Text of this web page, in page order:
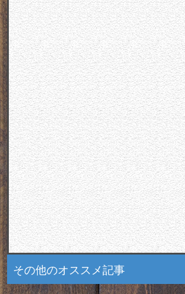
その他のオススメ記事